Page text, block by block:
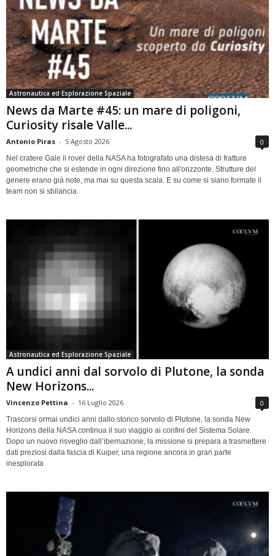
Astronautica ed Esplorazione Spaziale
News da Marte #45: un mare di poligoni,
Curiosity risale Valle...
Antonio Piras - 5 Agosto 2026 0
Nel cratere Gale il rover della NASA ha fotografato una distesa di fratture
geometriche che si estende in ogni direzione fino all'orizzonte. Strutture del
genere erano già note, ma mai su questa scala. E su come si siano formate il
team non si sbilancia.
Astronautica ed Esplorazione Spaziale
A undici anni dal sorvolo di Plutone, la sonda
New Horizons...
Vincenzo Pettina - 16 Luglio 2026 0
Trascorsi ormai undici anni dallo storico sorvolo di Plutone, la sonda New
Horizons della NASA continua il suo viaggio ai confini del Sistema Solare.
Dopo un nuovo risveglio dall’ibernazione, la missione si prepara a trasmettere
dati preziosi dalla fascia di Kuiper, una regione ancora in gran parte
inesplorata